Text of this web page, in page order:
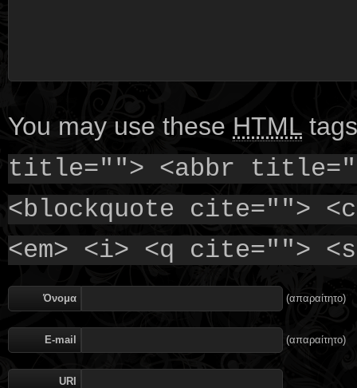
You may use these HTML
title=""> <abbr
<blockquote cite="">
<em> <i> <q cite="">
Όνομα (απαραίτητο)
E-mail (απαραίτητο)
URI